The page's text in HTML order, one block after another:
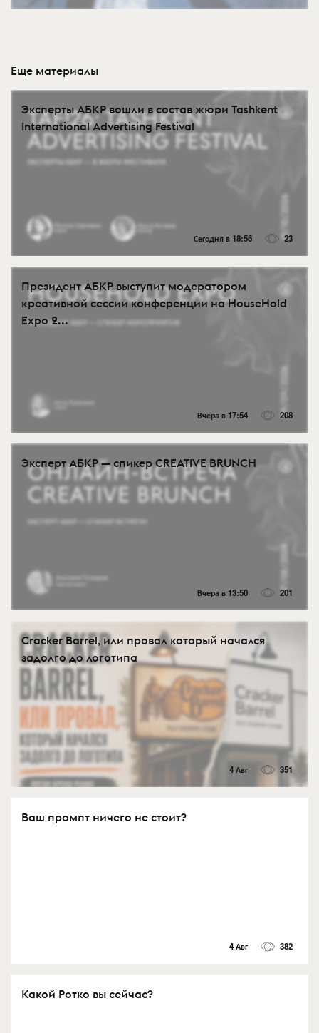
Еще материалы
Эксперты АБКР вошли в состав жюри Tashkent
International Advertising Festival
Сегодня в 18:56 23
Президент АБКР выступит модератором
креативной сессии конференции на HouseHold
Expo 2...
Вчера в 17:54 208
Эксперт АБКР — спикер CREATIVE BRUNCH
Вчера в 13:50 201
Cracker Barrel, или провал который начался
задолго до логотипа
4 Авг 351
Ваш промпт ничего не стоит?
4 Авг 382
Какой Ротко вы сейчас?